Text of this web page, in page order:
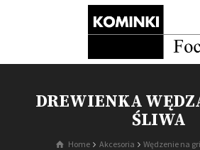
DREWIENKA
ŚLIWA
Home Akcesoria Wędzenie na